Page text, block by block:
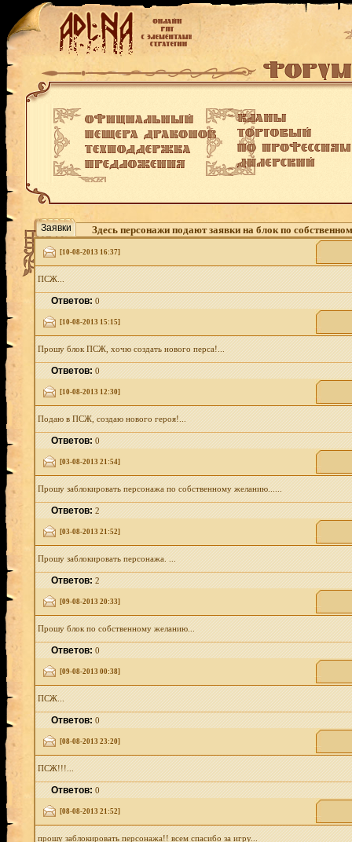
Заявки Здесь персонажи подают заявки на блок по
[10-08-2013 16:37]
ПСЖ...
Ответов:0
[10-08-2013 15:15]
Прошу блок ПСЖ, хочю создать нового перса!...
Ответов:0
[10-08-2013 12:30]
Подаю в ПСЖ, создаю нового героя!...
Ответов:0
[03-08-2013 21:54]
Прошу заблокировать персонажа по собственному желанию......
Ответов:2
[03-08-2013 21:52]
Прошу заблокировать персонажа. ...
Ответов:2
[09-08-2013 20:33]
Прошу блок по собственному желанию...
Ответов:0
[09-08-2013 00:38]
ПСЖ...
Ответов:0
[08-08-2013 23:20]
ПСЖ!!!...
Ответов:0
[08-08-2013 21:52]
прошу заблокировать персонажа!! всем спасибо за игру...